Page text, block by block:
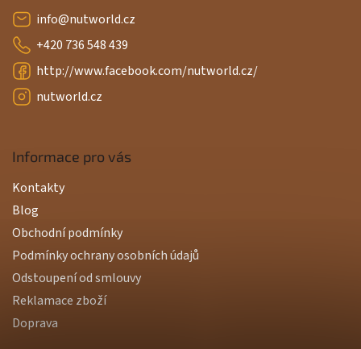
info@nutworld.cz
+420 736 548 439
http://www.facebook.com/nutworld.cz/
nutworld.cz
Informace pro vás
Kontakty
Blog
Obchodní podmínky
Podmínky ochrany osobních údajů
Odstoupení od smlouvy
Reklamace zboží
Doprava